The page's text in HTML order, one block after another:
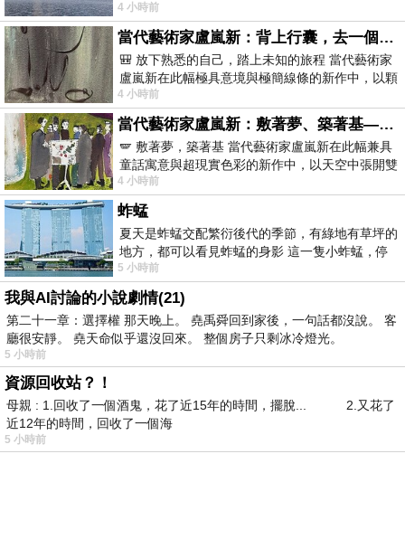
劇本 申鉉成 主演 嚴正化 朴誠雄
4 小時前
當代藝術家盧嵐新：背上行囊，去一個沒有人認識你的地方——看風景，也遇見渴望出發的自己
🎒 放下熟悉的自己，踏上未知的旅程 當代藝術家
盧嵐新在此幅極具意境與極簡線條的新作中，以顆
粒感豐富的灰綠粗糙背景，搭配凝練且具
4 小時前
當代藝術家盧嵐新：敷著夢、築著基——讓筆觸成為存在過的證據，將相遇的溫度熔鑄成新的模樣
🪽 敷著夢，築著基 當代藝術家盧嵐新在此幅兼具
童話寓意與超現實色彩的新作中，以天空中張開雙
翼的神聖形象與地面上聚集的人群對話，
4 小時前
蚱蜢
夏天是蚱蜢交配繁衍後代的季節，有綠地有草坪的
地方，都可以看見蚱蜢的身影 這一隻小蚱蜢，停
在車頂上，怎麼樣小心驅趕，都無動
5 小時前
我與AI討論的小說劇情(21)
第二十一章：選擇權 那天晚上。 堯禹舜回到家後，一句話都沒說。 客
廳很安靜。 堯天命似乎還沒回來。 整個房子只剩冰冷燈光。
5 小時前
資源回收站？！
母親 : 1.回收了一個酒鬼，花了近15年的時間，擺脫... 2.又花了
近12年的時間，回收了一個海
5 小時前